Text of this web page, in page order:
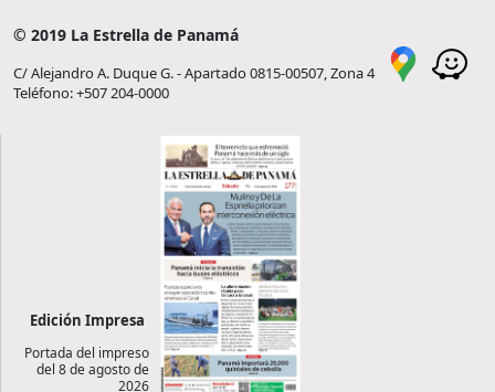
© 2019 La Estrella de Panamá
C/ Alejandro A. Duque G. - Apartado 0815-00507, Zona 4
Teléfono: +507 204-0000
Edición Impresa
Portada del impreso
del 8 de agosto de
2026